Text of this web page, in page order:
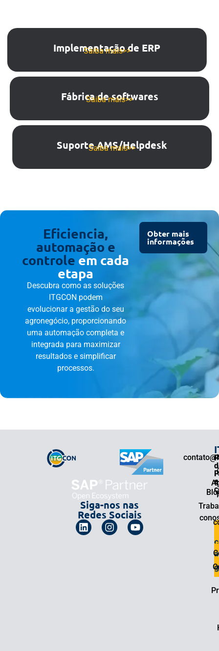
Implementação de ERP
Saiba mais>>
Fábrica de softwares
Saiba mais>>
Suporte AMS/Helpdesk
Saiba mais>>
Eficiencia,
automação e
controle em cada
etapa
Descubra como as soluções
ITGCON podem
evolucionar a gestão do seu
agronegócio, proporcionando
uma automação completa e
integrada para maximizar
resultados e simplificar
processos.
Obter mais
informações
Siga-nos nas
Redes Sociais
e
a